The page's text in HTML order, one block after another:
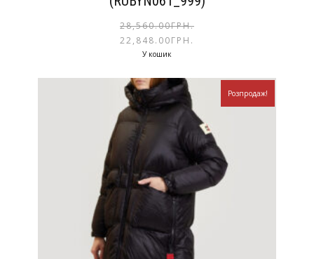
28,560.00ГРН.
22,848.00ГРН.
У кошик
Розпродаж!